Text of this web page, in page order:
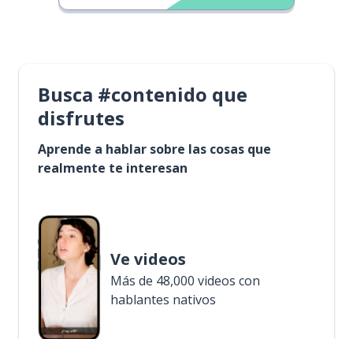
Busca #contenido que
disfrutes
Aprende a hablar sobre las cosas que
realmente te interesan
Ve videos
Más de 48,000 videos con
hablantes nativos